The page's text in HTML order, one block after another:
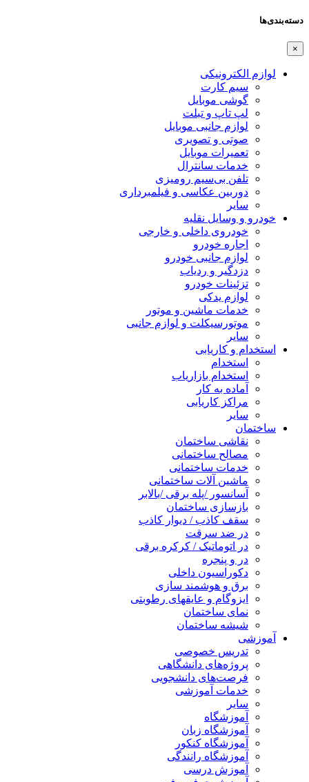
دسته‌بندی‌ها
×
لوازم الکترونیکی
سیم کارت
گوشی موبایل
لپ تاپ و تبلت
لوازم جانبی موبایل
صوتی و تصویری
تعمیرات موبایل
خدمات سانترال
تلفن بی‌سیم رومیزی
دوربین عکاسی و فیلمبرداری
سایر
خودرو و وسایل نقلیه
خودروی داخلی و خارجی
اجاره خودرو
لوازم جانبی خودرو
دزدگیر و ردیاب
تزئینات خودرو
لوازم یدکی
خدمات ماشین و موتور
موتورسیکلت و لوازم جانبی
سایر
استخدام و کاریابی
استخدام
استخدام بازاریاب
آماده به کار
مراکز کاریابی
سایر
ساختمان
نقاشی ساختمان
مصالح ساختمانی
خدمات ساختمانی
ماشین آلات ساختمانی
آسانسور /پله برقی /بالابر
بازسازی ساختمان
سقف کاذب / دیوار کاذب
در ضد سرقت
در اتوماتیک / کرکره برقی
در و پنجره
دکوراسیون داخلی
برق و هوشمند سازی
ایزوگام و عایقهای رطوبتی
نمای ساختمان
شیشه ساختمان
آموزشی
تدریس خصوصی
پروژه‌های دانشگاهی
فرصت‌های دانشجویی
خدمات آموزشی
سایر
آموزشگاه
آموزشگاه زبان
آموزشگاه کنکور
آموزشگاه رانندگی
آموزش درسی